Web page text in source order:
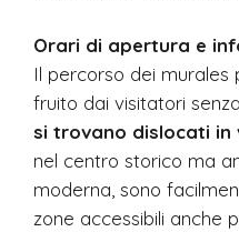
Orari di apertura e
Il percorso dei murales
fruito dai visitatori
si trovano dislocati
nel centro storico ma
moderna, sono
zone accessibili anche